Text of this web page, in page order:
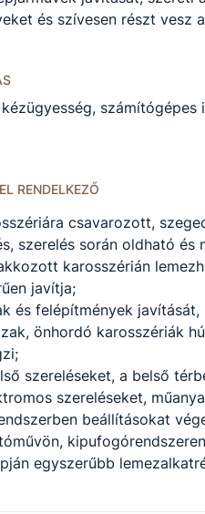
és szívesen részt vesz
számítógépes
RENDELKEZŐ
csavarozott,
szerelés során oldható
karosszérián
javítja;
és felépítmények
önhordó karosszériák
szereléseket, a belső
szereléseket,
beállításokat
egyszerűbb